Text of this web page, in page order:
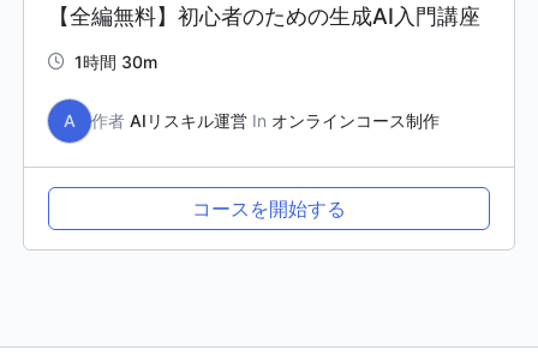
【全編無料】初心者のための生成AI入門講座
1時間 30m
A 作者 AIリスキル運営In オンラインコース制作
コースを開始する